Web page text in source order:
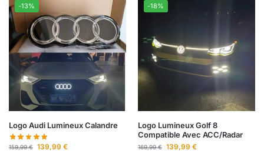
-13%
Logo Audi Lumineux Calandre
159,99€ 139,99 €
-18%
Logo Lumineux Golf 8
Compatible Avec ACC/Radar
169,99€ 139,99 €